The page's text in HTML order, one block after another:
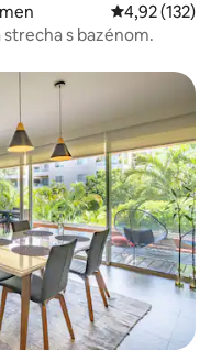
Priemerné
4,92 (132)
strecha s bazénom.